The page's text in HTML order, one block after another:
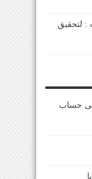
: لتحقيق
حساب